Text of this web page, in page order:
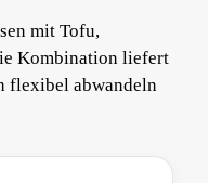
mit Tofu,
Kombination liefert
flexibel abwandeln